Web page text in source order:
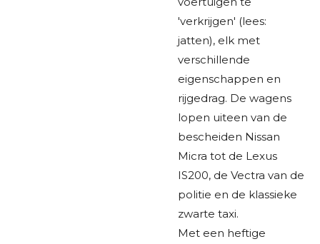
'verkrijgen' (lees:
jatten), elk met
verschillende
eigenschappen en
rijgedrag. De wagens
lopen uiteen van de
bescheiden Nissan
Micra tot de Lexus
IS200, de Vectra van de
politie en de klassieke
zwarte taxi.
Met een heftige